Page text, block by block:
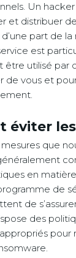
Un
et distribuer
part de
est
être utilisé par
de vous et
éviter
que
en
de
de
des
pour